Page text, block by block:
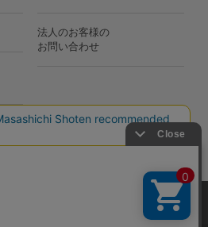
法人のお客様の
お問い合わせ
Reserved.
ける閲覧履歴・属性情報などの取得およ
（Cookie）を使用いたします。詳細に